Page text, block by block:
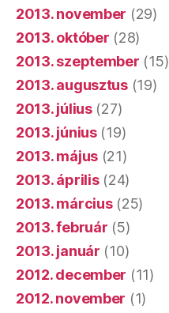
2013. november (29)
2013. október (28)
2013. szeptember (15)
2013. augusztus(19)
2013. július(27)
2013. június(19)
2013. május (21)
2013. április(24)
2013. március(25)
2013. február (5)
2013. január (10)
2012. december (11)
2012. november (1)